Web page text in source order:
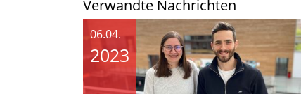
Verwandte Nachrichten
06.04.
2023